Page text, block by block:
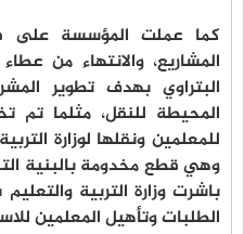
كما عملت المؤسسة على
المشاريع، والانتهاء من
البتراوي بهدف تطوير
للمعلمين ونقلها لوزارة
وهي قطع مخدومة بالبنية
باشرت وزارة التربية
الطلبات وتأهيل المعلمين